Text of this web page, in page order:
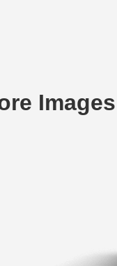
Images